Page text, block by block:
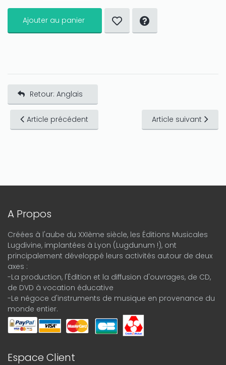
Ajouter au panier
Retour: Anglais
Article précédent Article suivant
A Propos
Créées à l'aube du XXIème siècle, les Éditions Musicales
Lugdivine, implantées à Lyon (Lugdunum !), ont
principalement développé leurs activités autour de deux
axes :
-La production, l'Édition et la diffusion d'ouvrages, de CD,
de DVD à vocation éducative
-Le négoce d'instruments de musique en provenance du
monde entier.
Espace Client